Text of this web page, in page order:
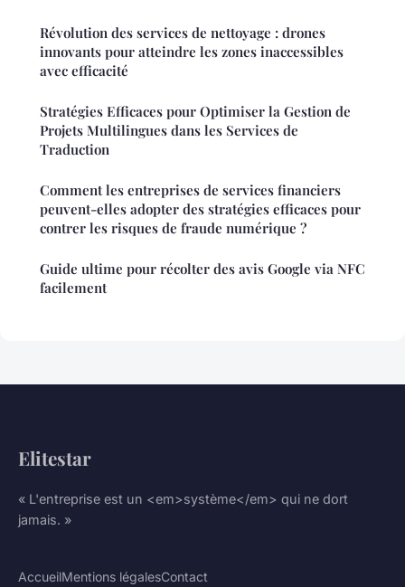
Révolution des services de nettoyage : drones
innovants pour atteindre les zones inaccessibles
avec efficacité
Stratégies Efficaces pour Optimiser la Gestion de
Projets Multilingues dans les Services de
Traduction
Comment les entreprises de services financiers
peuvent-elles adopter des stratégies efficaces pour
contrer les risques de fraude numérique ?
Guide ultime pour récolter des avis Google via NFC
facilement
Elitestar
« L'entreprise est un <em>système</em> qui ne dort
jamais. »
AccueilMentions légalesContact